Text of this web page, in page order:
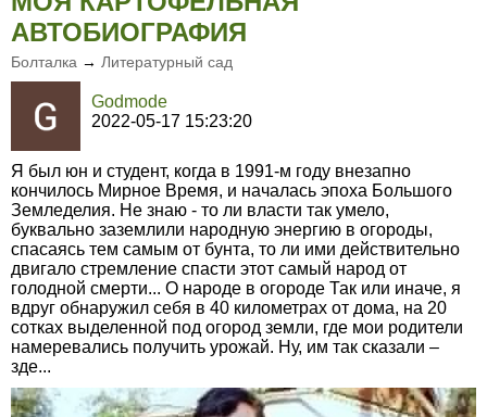
АВТОБИОГРАФИЯ
Болталка → Литературный сад
Godmode
2022-05-17 15:23:20
Я был юн и студент, когда в 1991-м году внезапно
кончилось Мирное Время, и началась эпоха Большого
Земледелия. Не знаю - то ли власти так умело,
буквально заземлили народную энергию в огороды,
спасаясь тем самым от бунта, то ли ими действительно
двигало стремление спасти этот самый народ от
голодной смерти... О народе в огороде Так или иначе, я
вдруг обнаружил себя в 40 километрах от дома, на 20
сотках выделенной под огород земли, где мои родители
намеревались получить урожай. Ну, им так сказали –
зде...